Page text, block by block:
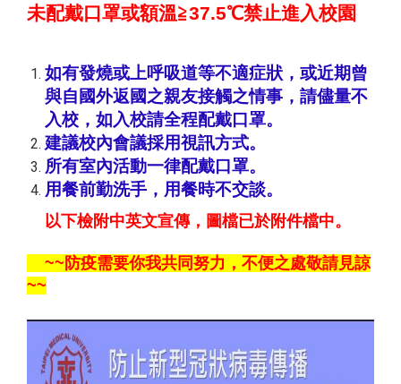
未配戴口罩或額溫≧37.5℃禁止進入校園
如有發燒或上呼吸道等不適症狀， 或近期曾
與自國外返國之親友接觸之情事，請儘量不
入校， 如入校請全程配戴口罩。
建議校內會議採用視訊方式。
所有室內活動一律配戴口罩。
用餐前勤洗手，用餐時不交談。
以下檢附中英文宣傳，圖檔已於附件檔中。
~~防疫需要你我共同努力，不便之處敬請見諒
~~